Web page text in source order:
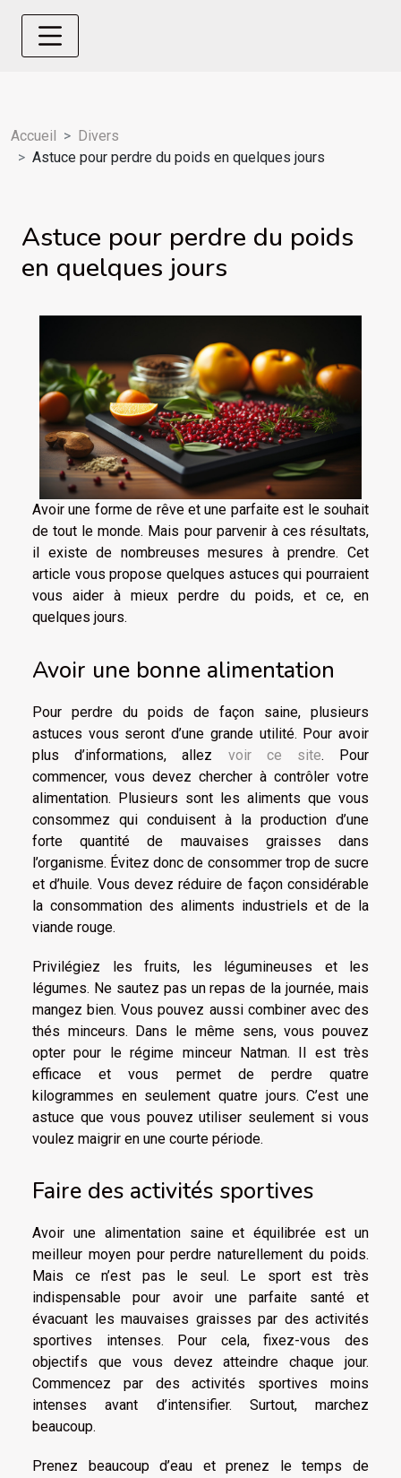
Accueil
Divers
Astuce pour perdre du poids en quelques jours
Astuce pour perdre du poids
en quelques jours
Avoir une forme de rêve et une parfaite est le souhait
de tout le monde. Mais pour parvenir à ces résultats,
il existe de nombreuses mesures à prendre. Cet
article vous propose quelques astuces qui pourraient
vous aider à mieux perdre du poids, et ce, en
quelques jours.
Avoir une bonne alimentation
Pour perdre du poids de façon saine, plusieurs
astuces vous seront d’une grande utilité. Pour avoir
plus d’informations, allez voir ce site. Pour
commencer, vous devez chercher à contrôler votre
alimentation. Plusieurs sont les aliments que vous
consommez qui conduisent à la production d’une
forte quantité de mauvaises graisses dans
l’organisme. Évitez donc de consommer trop de sucre
et d’huile. Vous devez réduire de façon considérable
la consommation des aliments industriels et de la
viande rouge.
Privilégiez les fruits, les légumineuses et les
légumes. Ne sautez pas un repas de la journée, mais
mangez bien. Vous pouvez aussi combiner avec des
thés minceurs. Dans le même sens, vous pouvez
opter pour le régime minceur Natman. Il est très
efficace et vous permet de perdre quatre
kilogrammes en seulement quatre jours. C’est une
astuce que vous pouvez utiliser seulement si vous
voulez maigrir en une courte période.
Faire des activités sportives
Avoir une alimentation saine et équilibrée est un
meilleur moyen pour perdre naturellement du poids.
Mais ce n’est pas le seul. Le sport est très
indispensable pour avoir une parfaite santé et
évacuant les mauvaises graisses par des activités
sportives intenses. Pour cela, fixez-vous des
objectifs que vous devez atteindre chaque jour.
Commencez par des activités sportives moins
intenses avant d’intensifier. Surtout, marchez
beaucoup.
Prenez beaucoup d’eau et prenez le temps de